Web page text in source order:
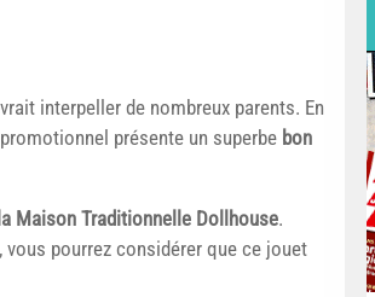
interpeller de nombreux parents. En
présente un superbe bon
Maison Traditionnelle Dollhouse.
pourrez considérer que ce jouet